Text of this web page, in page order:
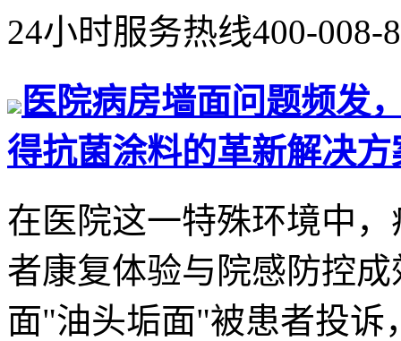
24小时服务热线400-008-
医院病房墙面问题频发
得抗菌涂料的革新解决方
在医院这一特殊环境中
者康复体验与院感防控
面"油头垢面"被患者投诉